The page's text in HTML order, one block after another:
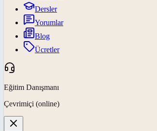
Dersler
Yorumlar
Blog
Ücretler
Eğitim Danışmanı
Çevrimiçi (online)